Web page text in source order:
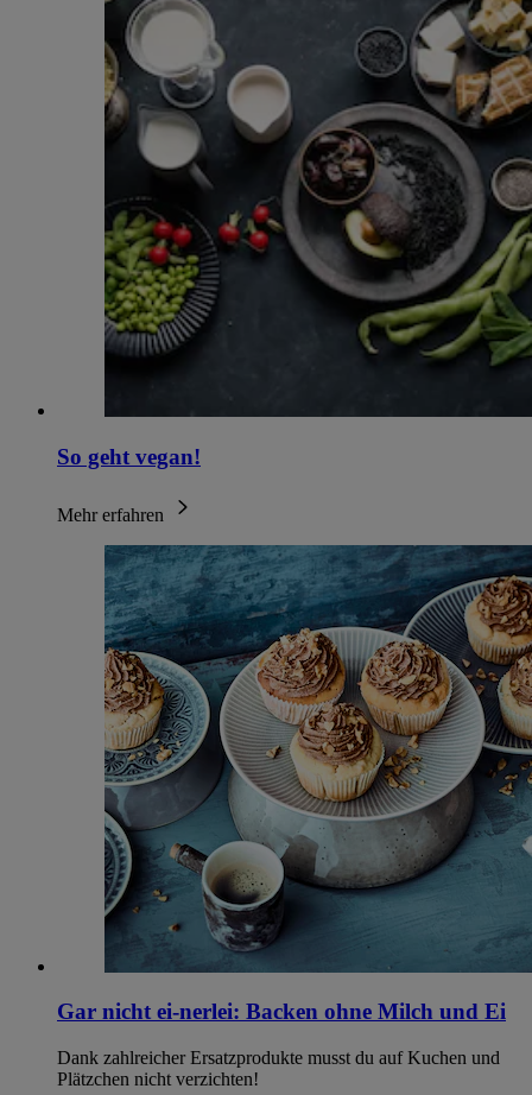
So geht vegan!
Mehr erfahren
Gar nicht ei-nerlei: Backen ohne Milch und Ei
Dank zahlreicher Ersatzprodukte musst du auf Kuchen und
Plätzchen nicht verzichten!